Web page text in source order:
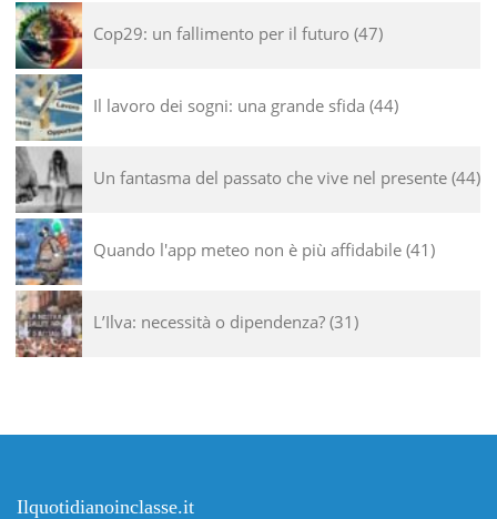
Cop29: un fallimento per il futuro 47
Il lavoro dei sogni: una grande sfida 44
Un fantasma del passato che vive nel presente 44
Quando l'app meteo non è più affidabile 41
L’Ilva: necessità o dipendenza? 31
Ilquotidianoinclasse.it